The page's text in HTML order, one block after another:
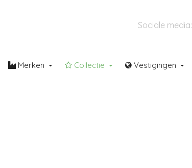
Sociale media:
Merken Collectie Vestigingen